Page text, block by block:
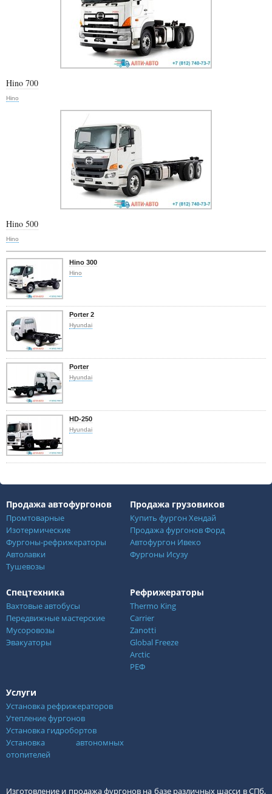
Hino 700
Hino
Hino 500
Hino
Hino 300
Hino
Porter 2
Hyundai
Porter
Hyundai
HD-250
Hyundai
Продажа автофургонов
Промтоварные
Изотермические
Фургоны-рефрижераторы
Автолавки
Тушевозы
Продажа грузовиков
Купить фургон Хендай
Продажа фургонов Форд
Автофургон Ивеко
Фургоны Исузу
Спецтехника
Вахтовые автобусы
Передвижные мастерские
Мусоровозы
Эвакуаторы
Рефрижераторы
Thermo King
Carrier
Zanotti
Global Freeze
Arctic
РЕФ
Услуги
Установка рефрижераторов
Утепление фургонов
Установка гидробортов
Установка автономных
отопителей
Изготовление и продажа фургонов на базе различных шасси в СПб,